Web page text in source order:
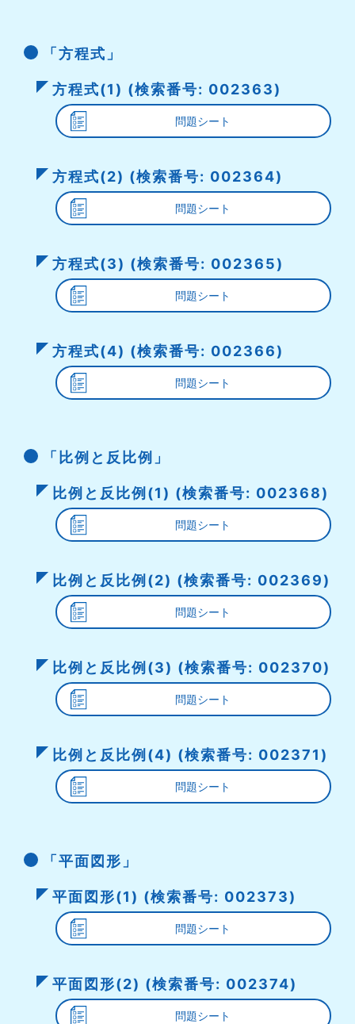
「方程式」
方程式(1) (検索番号: 002363)
問題シート
方程式(2) (検索番号: 002364)
問題シート
方程式(3) (検索番号: 002365)
問題シート
方程式(4) (検索番号: 002366)
問題シート
「比例と反比例」
比例と反比例(1) (検索番号: 002368)
問題シート
比例と反比例(2) (検索番号: 002369)
問題シート
比例と反比例(3) (検索番号: 002370)
問題シート
比例と反比例(4) (検索番号: 002371)
問題シート
「平面図形」
平面図形(1) (検索番号: 002373)
問題シート
平面図形(2) (検索番号: 002374)
問題シート